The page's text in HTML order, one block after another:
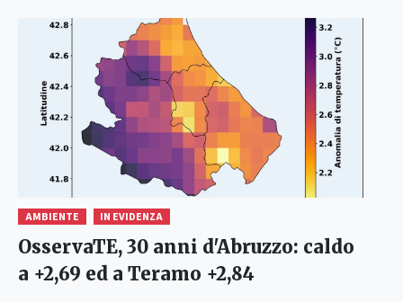
AMBIENTE IN EVIDENZA
OsservaTE, 30 anni d'Abruzzo: caldo
a +2,69 ed a Teramo +2,84